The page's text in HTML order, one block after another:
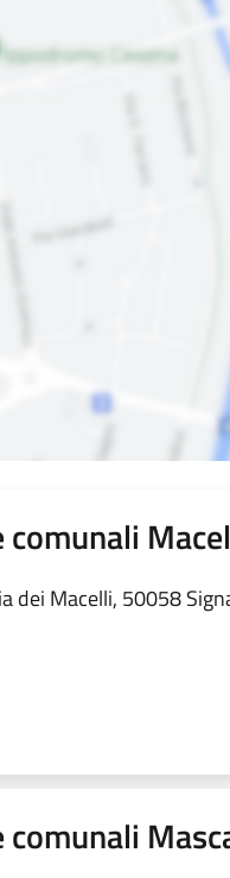
comunali
dei Macelli, 50058
comunali